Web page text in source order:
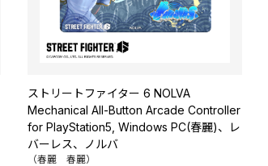
ストリートファイター 6 NOLVA
Mechanical All-Button Arcade Controller
for PlayStation5, Windows PC(春麗)、レ
バーレス、ノルバ
（春麗 春麗）